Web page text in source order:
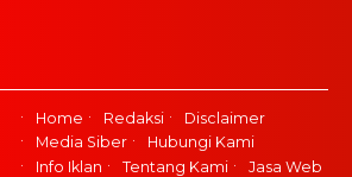
Home Redaksi
Disclaimer
Media Siber
Hubungi Kami
Info Iklan
Tentang Kami Jasa Web